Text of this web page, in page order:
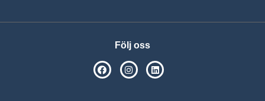
Följ oss
SPSM på Facebook
SPSM på Instagram